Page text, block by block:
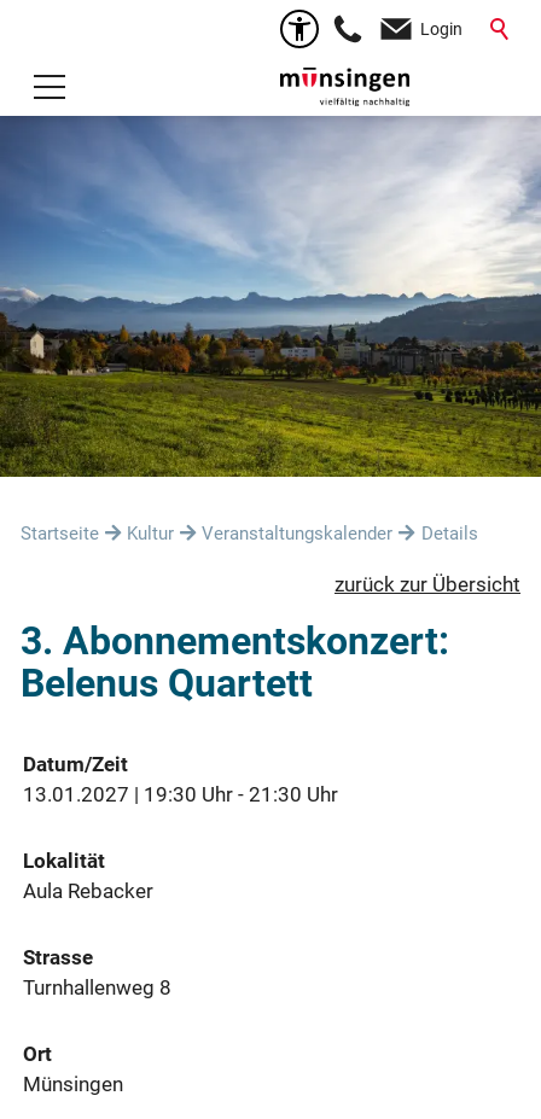
Login
Startseite Kultur Veranstaltungskalender Details
zurück zur Übersicht
3. Abonnementskonzert:
Belenus Quartett
Datum/Zeit
13.01.2027 | 19:30 Uhr - 21:30 Uhr
Lokalität
Aula Rebacker
Strasse
Turnhallenweg 8
Ort
Münsingen